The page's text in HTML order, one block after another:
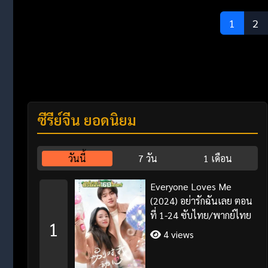
1 2
ซีรี่ย์จีน ยอดนิยม
วันนี้ 7 วัน 1 เดือน
1
Everyone Loves Me
(2024) อย่ารักฉันเลย ตอน
ที่ 1-24 ซับไทย/พากย์ไทย
4 views